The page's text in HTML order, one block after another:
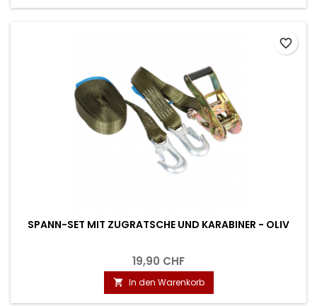
SPANN-SET MIT ZUGRATSCHE UND KARABINER - OLIV
19,90 CHF
 In den Warenkorb
favorite_border